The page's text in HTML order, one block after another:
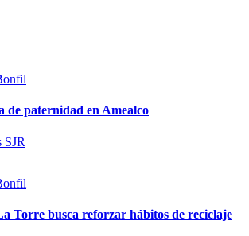
de paternidad en Amealco
SJR
Torre busca reforzar hábitos de reciclaje